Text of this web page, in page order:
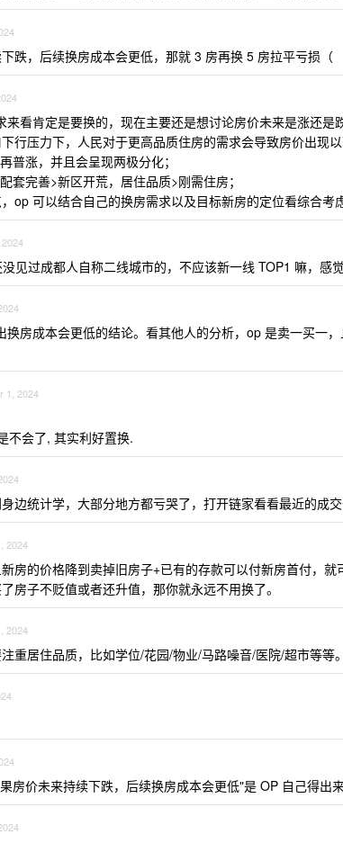
跌，后续换房成本会更低，那就 3 房再换 5 房拉平亏损（
看肯定是要换的，现在主要还是想讨论房价未来是涨还是
行压力下，人民对于更高品质住房的需求会导致房价出现以
普涨，并且会呈现两极分化；
套完善>新区开荒，居住品质>刚需住房；
op 可以结合自己的换房需求以及目标新房的定位看综合考
见过成都人自称二线城市的，不应该新一线 TOP1 嘛，感
换房成本会更低的结论。看其他人的分析，op 是卖一买一
1, 2024
不会了, 其实利好置换.
边统计学，大部分地方都亏哭了，打开链家看看最近的成
2024
房的价格降到卖掉旧房子+已有的存款可以付新房首付，就
房子不贬值或者还升值，那你就永远不用换了。
2024
重居住品质，比如学位/花园/物业/马路噪音/医院/超市等等。
房价未来持续下跌，后续换房成本会更低"是 OP 自己得出